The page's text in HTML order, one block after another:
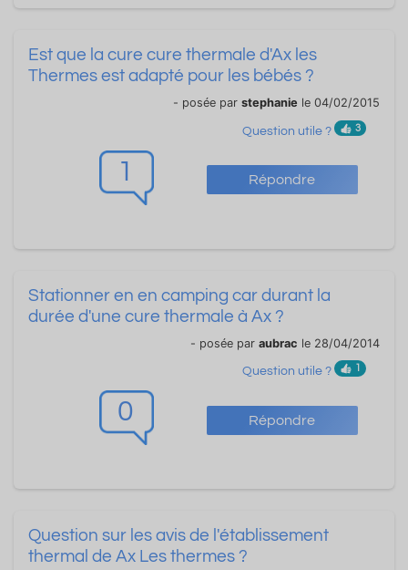
1 Répondre
Est que la cure cure thermale d'Ax les
Thermes est adapté pour les bébés ?
- posée par stephanie le 04/02/2015
Question utile ? 3
0 Répondre
Stationner en en camping car durant la
durée d'une cure thermale à Ax ?
- posée par aubrac le 28/04/2014
Question utile ? 1
Question sur les avis de l'établissement
thermal de Ax Les thermes ?